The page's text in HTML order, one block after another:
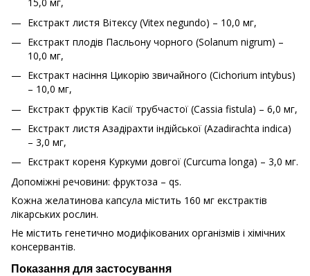
Екстракт листя Вітексу (Vitex negundo) – 10,0 мг,
Екстракт плодів Пасльону чорного (Solanum nigrum) –
10,0 мг,
Екстракт насіння Цикорію звичайного (Cichorium intybus)
– 10,0 мг,
Екстракт фруктів Касії трубчастої (Cassia fistula) – 6,0 мг,
Екстракт листя Азадірахти індійської (Azadirachta indica)
– 3,0 мг,
Екстракт кореня Куркуми довгої (Curcuma longa) – 3,0 мг.
Допоміжні речовини: фруктоза – qs.
Кожна желатинова капсула містить 160 мг екстрактів
лікарських рослин.
Не містить генетично модифікованих організмів і хімічних
консервантів.
Показання для застосування